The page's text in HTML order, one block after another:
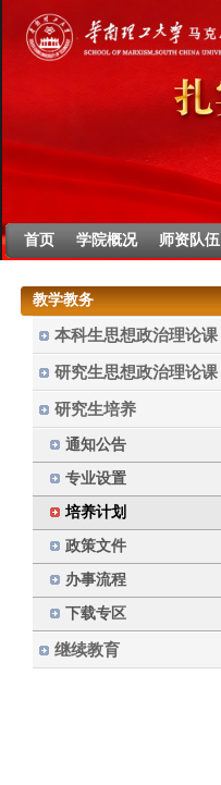
首页 学院概况 师资队伍
教学教务
本科生思想政治理论课
研究生思想政治理论课
研究生培养
通知公告
专业设置
培养计划
政策文件
办事流程
下载专区
继续教育